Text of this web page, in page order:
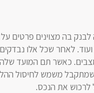
בה מצוינים פרטים
לאחר שכל אלו
כאשר תם המועד שלה
משמש לחיסול
לרכוש את הנכס.